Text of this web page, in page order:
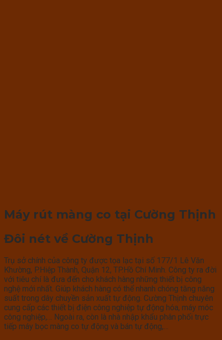
Máy rút màng co tại Cường Thịnh
Đôi nét về Cường Thịnh
Trụ sở chính của công ty được tọa lạc tại số 177/1 Lê Văn
Khường, P.Hiệp Thành, Quận 12, TP.Hồ Chí Minh. Công ty ra đời
với tiêu chí là đưa đến cho khách hàng những thiết bị công
nghệ mới nhất. Giúp khách hàng có thể nhanh chóng tăng năng
suất trong dây chuyền sản xuất tự động. Cường Thịnh chuyên
cung cấp các thiết bị điện công nghiệp tự động hóa, máy móc
công nghiệp,… Ngoài ra, còn là nhà nhập khẩu phân phối trực
tiếp máy bọc màng co tự động và bán tự động,…